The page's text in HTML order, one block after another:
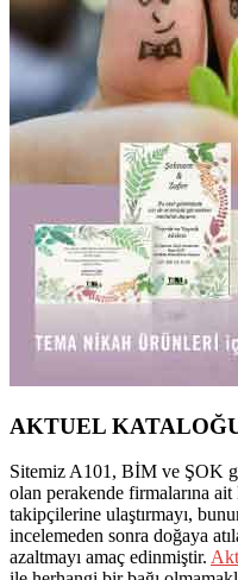
AKTUEL
Sitemiz A101, BİM ve ŞOK
olan perakende firmalarına
takipçilerine ulaştırmayı,
incelemeden sonra doğaya
azaltmayı amaç edinmiştir.